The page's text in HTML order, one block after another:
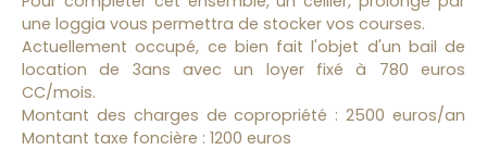
une loggia vous permettra de stocker vos courses.
Actuellement occupé, ce bien fait l'objet d'un bail de
location de 3ans avec un loyer fixé à 780 euros
CC/mois.
Montant des charges de copropriété : 2500 euros/an
Montant taxe foncière : 1200 euros